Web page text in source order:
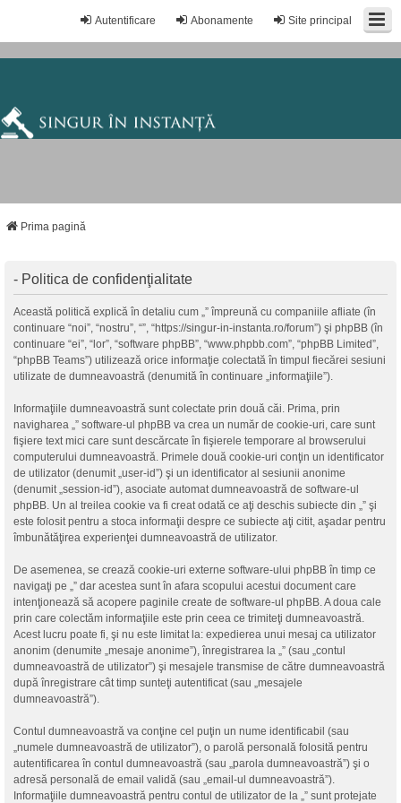
Site principal
Abonamente
Autentificare
Prima pagină
- Politica de confidenţialitate
Această politică explică în detaliu cum „” împreună cu companiile afliate (în
continuare “noi”, “nostru”, “”, “https://singur-in-instanta.ro/forum”) şi phpBB (în
continuare “ei”, “lor”, “software phpBB”, “www.phpbb.com”, “phpBB Limited”,
“phpBB Teams”) utilizează orice informaţie colectată în timpul fiecărei sesiuni
utilizate de dumneavoastră (denumită în continuare „informaţiile”).
Informaţiile dumneavoastră sunt colectate prin două căi. Prima, prin
navigharea „” software-ul phpBB va crea un număr de cookie-uri, care sunt
fişiere text mici care sunt descărcate în fişierele temporare al browserului
computerului dumneavoastră. Primele două cookie-uri conţin un identificator
de utilizator (denumit „user-id”) şi un identificator al sesiunii anonime
(denumit „session-id”), asociate automat dumneavoastră de software-ul
phpBB. Un al treilea cookie va fi creat odată ce aţi deschis subiecte din „” şi
este folosit pentru a stoca informaţii despre ce subiecte aţi citit, aşadar pentru
îmbunătăţirea experienţei dumneavoastră de utilizator.
De asemenea, se crează cookie-uri externe software-ului phpBB în timp ce
navigaţi pe „” dar acestea sunt în afara scopului acestui document care
intenţionează să acopere paginile create de software-ul phpBB. A doua cale
prin care colectăm informaţiile este prin ceea ce trimiteţi dumneavoastră.
Acest lucru poate fi, şi nu este limitat la: expedierea unui mesaj ca utilizator
anonim (denumite „mesaje anonime”), înregistrarea la „” (sau „contul
dumneavoastră de utilizator”) şi mesajele transmise de către dumneavoastră
după înregistrare cât timp sunteţi autentificat (sau „mesajele
dumneavoastră”).
Contul dumneavoastră va conţine cel puţin un nume identificabil (sau
„numele dumneavoastră de utilizator”), o parolă personală folosită pentru
autentificarea în contul dumneavoastră (sau „parola dumneavoastră”) şi o
adresă personală de email validă (sau „email-ul dumneavoastră”).
Informaţiile dumneavoastră pentru contul de utilizator de la „” sunt protejate